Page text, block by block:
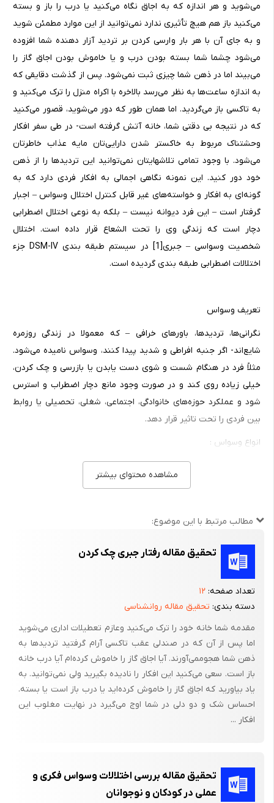
می‌شوید و هر اندازه که به اجاق نگاه می‌کنید یا درب را باز و بسته
می‌کنید باز هم هیچ تأثیری ندارد نمی‌توانید از این موارد مطمئن شوید
و به جای آن با هر بار وارسی کردن بر تردید آزار دهنده شما افزوده
می‌شود چشما شما بسته بودن درب و یا خاموش بودن اجاق گاز را
می‌بیند اما در ذهن شما چیزی ثبت نمی‌شود. پس از گذشت دقایقی که
به اندازه ساعت‌ها به نظر می‌رسد بالاخره با اکراه منزل را ترک می‌کنید و
به تاکسی باز می‌گردید. اما همان طور که دور می‌شوید، قصور می‌کنید
که در نتیجه بی دقتی شما، خانه آتش گرفته است- در طی سفر افکار
وحشتناک مربوط به خاکستر شدن دارایی‌تان مایه عذاب خاطرتان
می‌شود. با وجود تمامی تلاشهایتان نمی‌توانید این تردیدها را از ذهن
خود دور کنید. این نمونه نگاهی اجمالی به افکار فردی دارد که به
گونه‌ای به افکار و خواسته‌های غیر قابل کنترل اختلال وسواس – اجبار
گرفتار است – این فرد دیوانه نیست – بلکه به نوعی اختلال اضطرابی
دچار است که زندگی وی را تحت الشعاع قرار داده است. اختلال
شخصیت وسواسی – جبری[1] در سیستم طبقه بندی DSM-IV جزء
اختلالات اضطرابی طبقه بندی گردیده است.
تعریف وسواس
نگرانی‌ها، تردیدها، باورهای خرافی – که معمولا در زندگی روزمره
شایع‌اند- اگر جنبه افراطی و شدید پیدا کنند، وسواس نامیده می‌شود.
مثلاً فرد در هنگام شست و شوی دست یابدن یا بازرسی و چک کردن،
خیلی زیاده روی کند و در صورت وجود مانع دچار اضطراب و استرس
شود و عملکرد حوزه‌های خانوادگی، اجتماعی، شغلی، تحصیلی یا روابط
بین فردی را تحت تاثیر قرار دهد.
انواع وسواس :
الف) وسواس فکری :
افکاری که تکرار می‌شوند و خارج از اختیار به نظر می‌رسند به گونه‌ای
مزاحم و بی معنا تلقی می‌کند. شایع ترین انواع وسواس فکری عبارتند
کارها، افکار مزاحم در خصوص تکرار یا اعمال پرخاشگرانه یا جنسی، دقت
بیش از حد، شک دینی و اخلاقی افراطی
مجموعه قواعد و مناسکی برای خنثی کردن افکار وسواسی خود اقدام به
انجام آنها می‌کند. شایع ترین انواع وسواس عملی عبارتند از: وارسی،
شست و شو، شمارس، پرسیدن، تقارن و دقت، ذخیره کردن و
انبارسازی.
مشاهده محتوای بیشتر
مطالب مرتبط با این موضوع:
تحقیق مقاله رفتار جبری چک کردن
تعداد صفحه: ۱۲
دسته بندی: تحقیق مقاله روانشناسی
مقدمه شما خانه خود را ترک می‌کنید وعازم تعطیلات اداری می‌شوید
اما پس از آن که در صندلی عقب تاکسی آرام گرفتید تردیدها به
ذهن شما هجوممی‌آورند. آیا اجاق گاز را خاموش کرده‌ام آیا درب خانه
باز است. سعی می‌کنید این افکار را نادیده بگیرید ولی نمی‌توانید. به
یاد بیاورید که اجاق گاز را خاموش کرده‌اید یا درب باز است یا بسته.
احساس شک و دو دلی در شما اوج می‌گیرد در نهایت مغلوب این
افکار ...
تحقیق مقاله بررسی اختلالات وسواس فکری و
عملی در کودکان و نوجوانان